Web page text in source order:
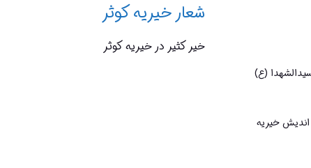
(ع)
خیریه
شعار خیریه کوثر
خیر کثیر در خیریه کوثر